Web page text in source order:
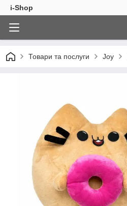
i-Shop
Товари та послуги Joy